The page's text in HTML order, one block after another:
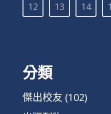
12
13 14
分類
傑出校友 (102)